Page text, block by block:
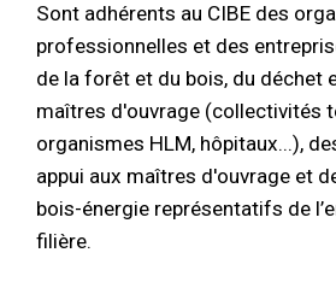
Sont adhérents au CIBE des
professionnelles et des
de la forêt et du bois, du déchet
maîtres d'ouvrage (collectivités
organismes HLM, hôpitaux...),
appui aux maîtres d'ouvrage et
bois-énergie représentatifs de
filière.